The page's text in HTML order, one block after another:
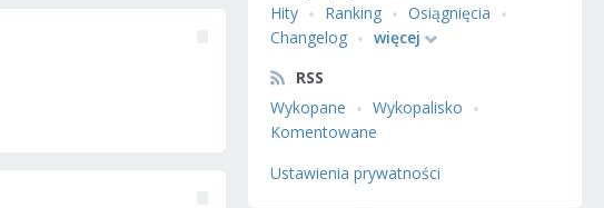
Hity
Ranking
Osiągnięcia
Changelog
więcej
RSS
Wykopane
Wykopalisko
Komentowane
Ustawienia prywatności